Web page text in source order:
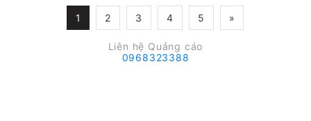
1 2 3 4 5 »
Liên hệ Quảng cáo
0968323388